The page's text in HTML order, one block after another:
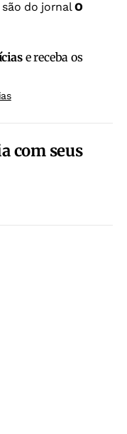
do jornal O
e receba os
com seus